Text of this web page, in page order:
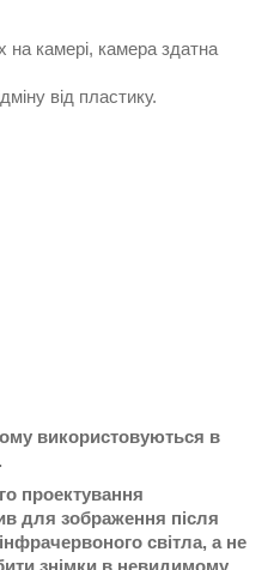
на камері, камера здатна
від пластику.
використовуються в
проектування
для зображення після
світла, а не
знімки в невидимому